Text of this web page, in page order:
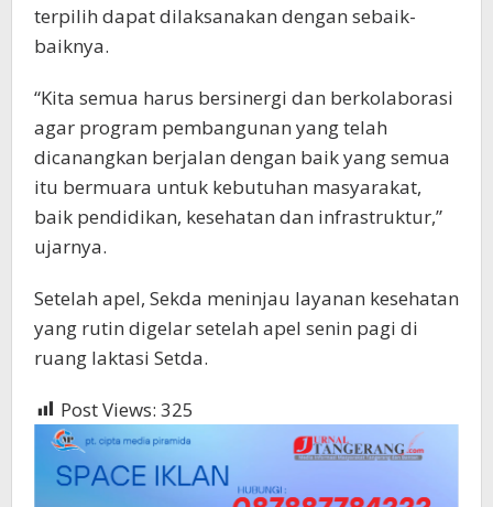
terpilih dapat dilaksanakan dengan sebaik-
baiknya.
“Kita semua harus bersinergi dan berkolaborasi
agar program pembangunan yang telah
dicanangkan berjalan dengan baik yang semua
itu bermuara untuk kebutuhan masyarakat,
baik pendidikan, kesehatan dan infrastruktur,”
ujarnya.
Setelah apel, Sekda meninjau layanan kesehatan
yang rutin digelar setelah apel senin pagi di
ruang laktasi Setda.
Post Views: 325